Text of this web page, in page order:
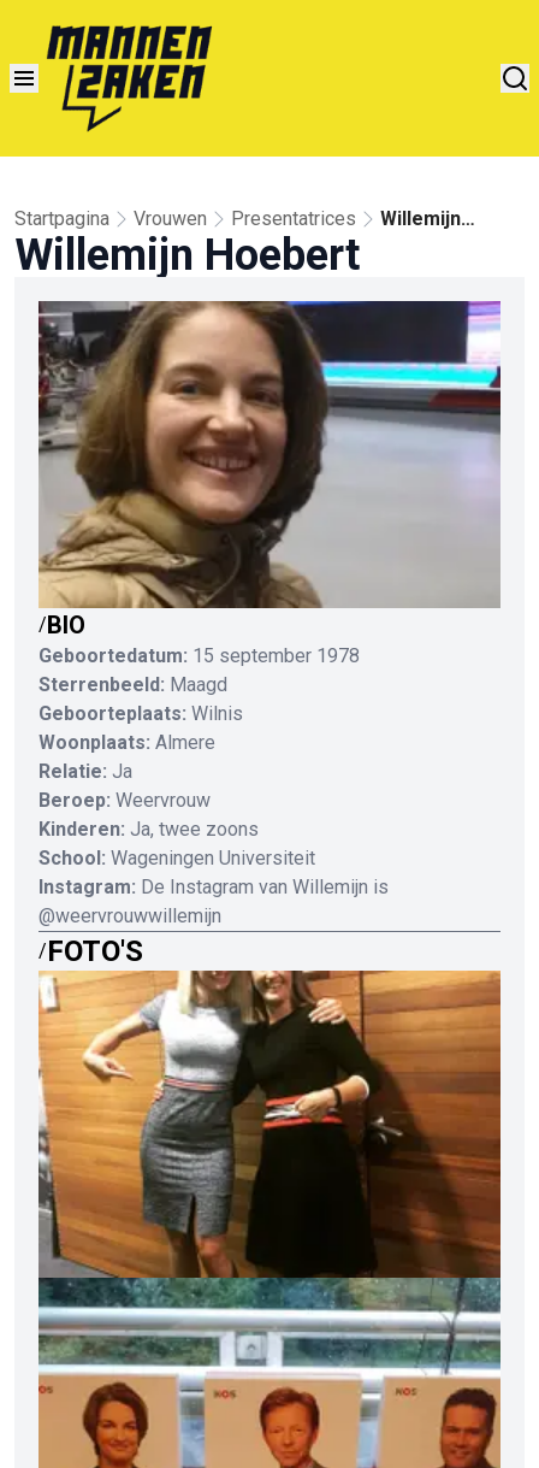
Startpagina Vrouwen Presentatrices
Willemijn
Willemijn Hoebert
/BIO
Geboortedatum: 15 september 1978
Sterrenbeeld: Maagd
Geboorteplaats: Wilnis
Woonplaats: Almere
Relatie: Ja
Beroep: Weervrouw
Kinderen: Ja, twee zoons
School: Wageningen Universiteit
Instagram: De Instagram van Willemijn is
@weervrouwwillemijn
/FOTO'S